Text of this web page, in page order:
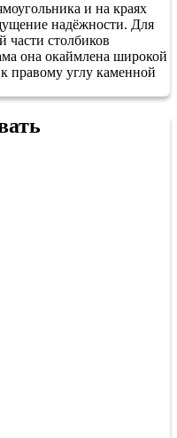
и на краях
надёжности. Для
части столбиков
она окаймлена широкой
правому углу каменной